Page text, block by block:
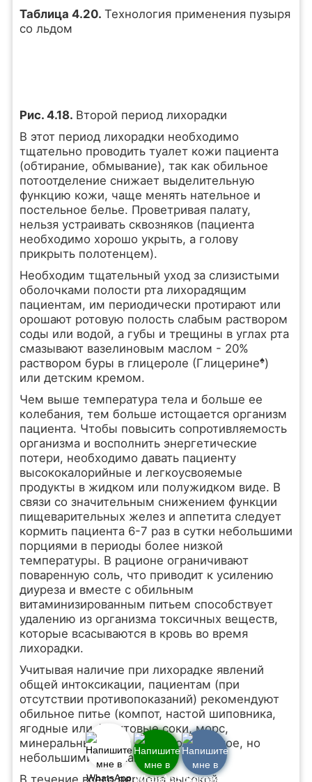
Таблица 4.20. Технология применения пузыря
со льдом
Рис. 4.18. Второй период лихорадки
В этот период лихорадки необходимо
тщательно проводить туалет кожи пациента
(обтирание, обмывание), так как обильное
потоотделение снижает выделительную
функцию кожи, чаще менять нательное и
постельное белье. Проветривая палату,
нельзя устраивать сквозняков (пациента
необходимо хорошо укрыть, а голову
прикрыть полотенцем).
Необходим тщательный уход за слизистыми
оболочками полости рта лихорадящим
пациентам, им периодически протирают или
орошают ротовую полость слабым раствором
соды или водой, а губы и трещины в углах рта
смазывают вазелиновым маслом - 20%
раствором буры в глицероле (Глицерине♠)
или детским кремом.
Чем выше температура тела и больше ее
колебания, тем больше истощается организм
пациента. Чтобы повысить сопротивляемость
организма и восполнить энергетические
потери, необходимо давать пациенту
высококалорийные и легкоусвояемые
продукты в жидком или полужидком виде. В
связи со значительным снижением функции
пищеварительных желез и аппетита следует
кормить пациента 6-7 раз в сутки небольшими
порциями в периоды более низкой
температуры. В рационе ограничивают
поваренную соль, что приводит к усилению
диуреза и вместе с обильным
витаминизированным питьем способствует
удалению из организма токсичных веществ,
которые всасываются в кровь во время
лихорадки.
Учитывая наличие при лихорадке явлений
общей интоксикации, пациентам (при
отсутствии противопоказаний) рекомендуют
обильное питье (компот, настой шиповника,
ягодные или фруктовые соки, морс,
минеральные воды без газов), частое, но
небольшими глотками.
В течение всего периода высокой